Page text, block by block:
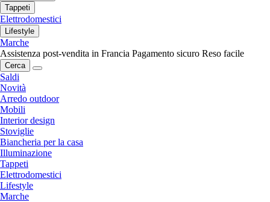
Tappeti
Elettrodomestici
Lifestyle
Marche
Assistenza post-vendita in Francia Pagamento sicuro Reso facile
Cerca
Saldi
Novità
Arredo outdoor
Mobili
Interior design
Stoviglie
Biancheria per la casa
Illuminazione
Tappeti
Elettrodomestici
Lifestyle
Marche